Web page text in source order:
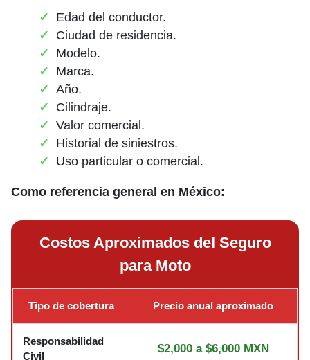
Edad del conductor.
Ciudad de residencia.
Modelo.
Marca.
Año.
Cilindraje.
Valor comercial.
Historial de siniestros.
Uso particular o comercial.
Como referencia general en México:
Costos Aproximados del Seguro
para Moto
Tipo de cobertura Precio anual aproximado
Responsabilidad
Civil
$2,000 a $6,000 MXN